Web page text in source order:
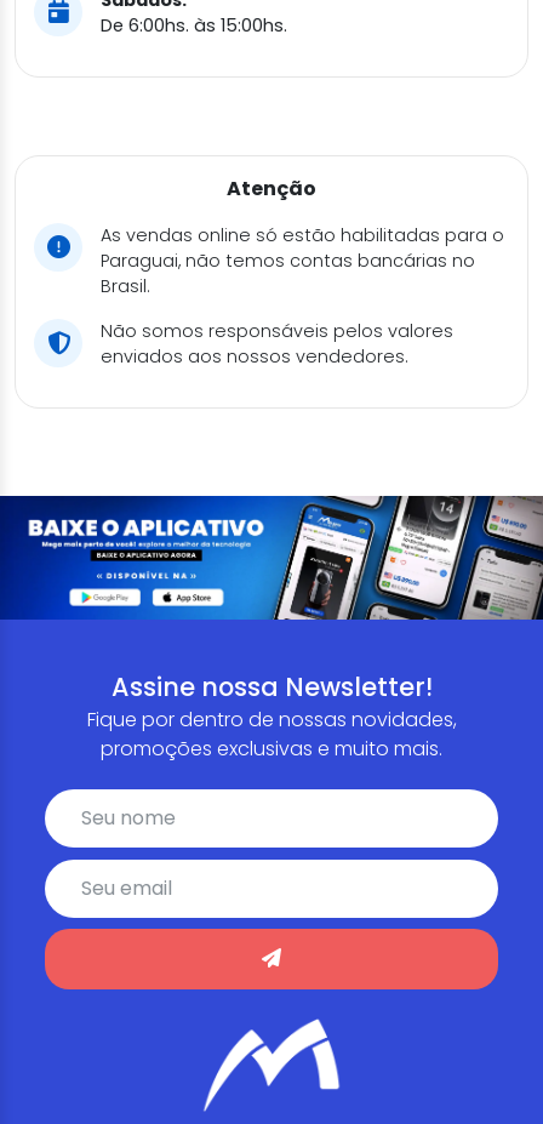
De 6:00hs. às 15:00hs.
Atenção
As vendas online só estão habilitadas para o
Paraguai, não temos contas bancárias no
Brasil.
Não somos responsáveis pelos valores
enviados aos nossos vendedores.
Assine nossa Newsletter!
Fique por dentro de nossas novidades,
promoções exclusivas e muito mais.